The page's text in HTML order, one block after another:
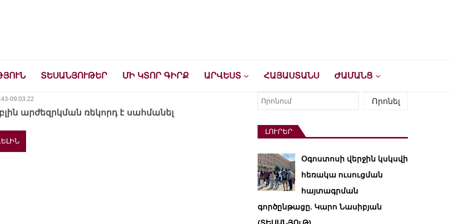
ՏԵՍԱՆՅՈՒԹԵՐ ՄԻ ԿՏՈՐ ԳԻՐՔ ԱՐՎԵՍՏ ՀԱՅԱՍՏԱՆՍ ԺԱՄԱՆՑ
09.03.22
արժեզրկման ռեկորդ է սահմանել
Որոնել
Որոնել
ԼՈՒՐԵՐ
Օգոստոսի վերջին կսկսվի
հեռակա ուսուցման
հայտագրման
գործընթացը. Կարո Նասիբյան